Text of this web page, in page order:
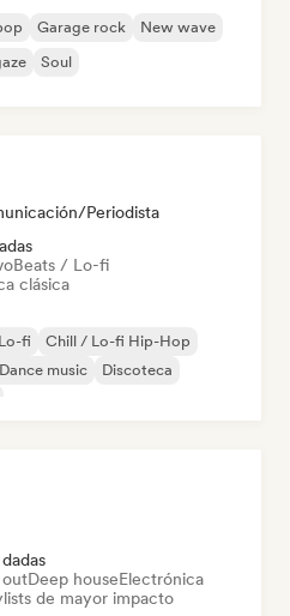
Garage rock
New wave
Soul
Periodista
Beats / Lo-fi
clásica
fi
Chill / Lo-fi Hip-Hop
Dance music
Discoteca
outDeep houseElectrónica
de mayor impacto